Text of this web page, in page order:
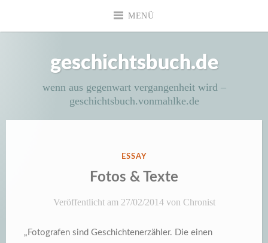
MENÜ
geschichtsbuch.de
wenn aus gegenwart vergangenheit wird –
geschichtsbuch.vonmahlke.de
VERÖFFENTLICHT
ESSAY
Fotos & Texte
Veröffentlicht am 27/02/2014von Chronist
„Fotografen sind Geschichtenerzähler. Die einen